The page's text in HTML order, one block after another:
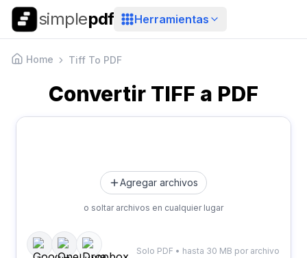
simplepdf Herramientas
Home Tiff To PDF
Convertir TIFF a PDF
Agregar archivos
o soltar archivos en cualquier lugar
Solo PDF • hasta 30 MB por archivo